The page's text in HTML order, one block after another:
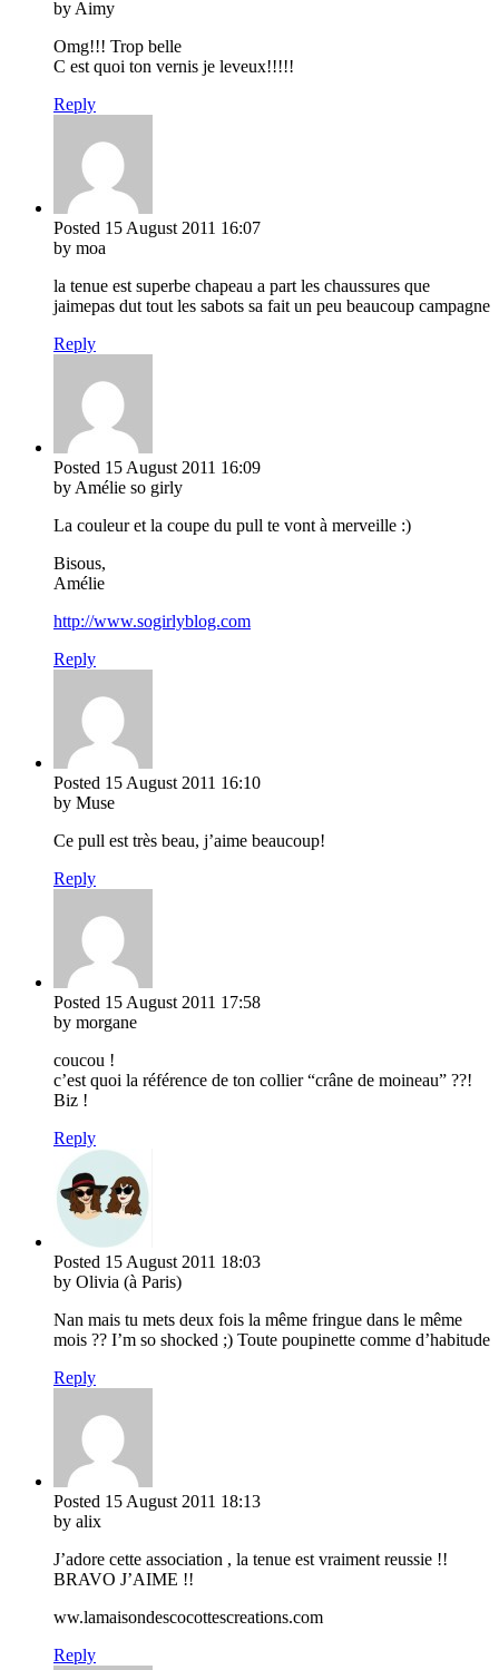
by Aimy
Omg!!! Trop belle
C est quoi ton vernis je leveux!!!!!
Reply
Posted 15 August 2011 16:07
by moa
la tenue est superbe chapeau a part les chaussures que
jaimepas dut tout les sabots sa fait un peu beaucoup campagne
Reply
Posted 15 August 2011 16:09
by Amélie so girly
La couleur et la coupe du pull te vont à merveille :)
Bisous,
Amélie
http://www.sogirlyblog.com
Reply
Posted 15 August 2011 16:10
by Muse
Ce pull est très beau, j’aime beaucoup!
Reply
Posted 15 August 2011 17:58
by morgane
coucou !
c’est quoi la référence de ton collier “crâne de moineau” ??!
Biz !
Reply
Posted 15 August 2011 18:03
by Olivia (à Paris)
Nan mais tu mets deux fois la même fringue dans le même
mois ?? I’m so shocked ;) Toute poupinette comme d’habitude
Reply
Posted 15 August 2011 18:13
by alix
J’adore cette association , la tenue est vraiment reussie !!
BRAVO J’AIME !!
ww.lamaisondescocottescreations.com
Reply